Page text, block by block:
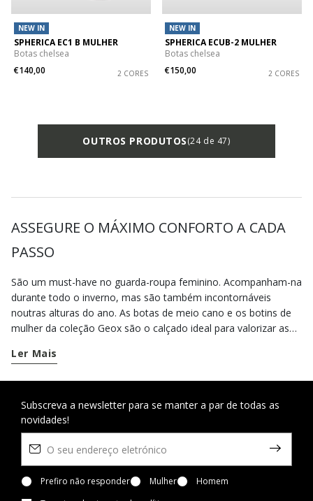
NEW IN
SPHERICA EC1 B MULHER
Botas chelsea
€140,00
2 CORES
NEW IN
SPHERICA ECUB-2 MULHER
Botas chelsea
€150,00
2 CORES
OUTROS PRODUTOS(24 de 47)
ASSEGURE O MÁXIMO CONFORTO A CADA
PASSO
São um must-have no guarda-roupa feminino. Acompanham-na
durante todo o inverno, mas são também incontornáveis
noutras alturas do ano. As botas de meio cano e os botins de
mulher da coleção Geox são o calçado ideal para valorizar as
perfeita para um estilo de vida dinâmico. Para todos os dias,
dinâmico e perfeitas para caminhar com conforto de manhã à
noite. Para completar o seu look profissional ou se tiver um
jantar mais elegante na agenda, pode optar pelas nossas botas
de meio cano com salto, que adelgaçam a silhueta,
combinando perfeitamente conforto e estilo. Durante a
estação quente, os botins de camurça, respiráveis e
amortecidos, merecem um lugar no topo da sua lista de
Ler Mais
Subscreva a newsletter para se manter a par de todas as
novidades!
Prefiro não responder Mulher
Homem